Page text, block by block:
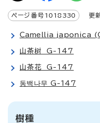
ページ番号 1018330 更
Camellia japonica
山茶树 G-147
山茶花 G-147
동백나무 G-147
樹種